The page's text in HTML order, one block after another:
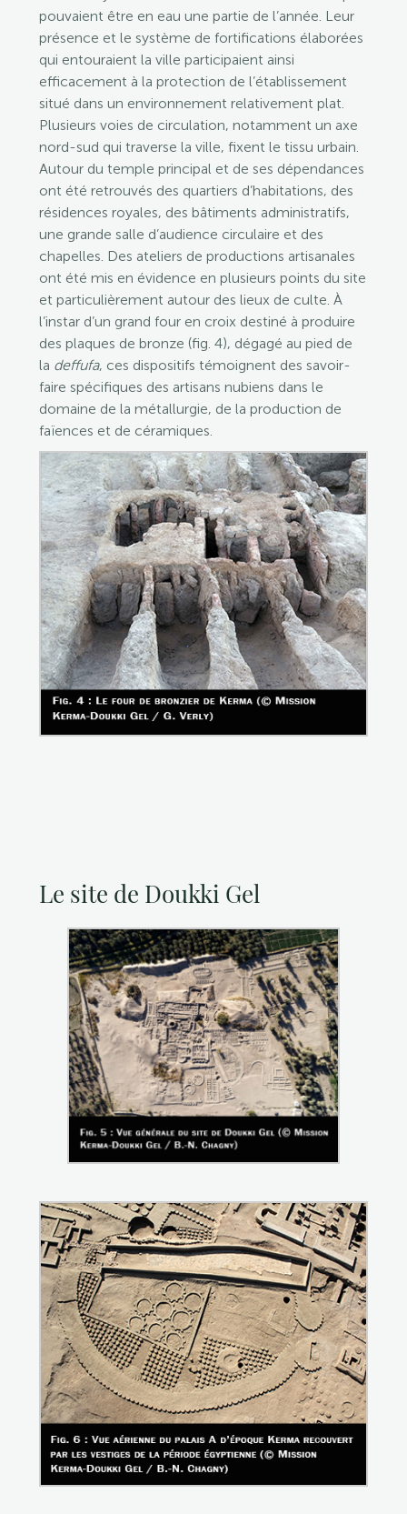
pouvaient être en eau une partie de l’année. Leur
présence et le système de fortifications élaborées
qui entouraient la ville participaient ainsi
efficacement à la protection de l’établissement
situé dans un environnement relativement plat.
Plusieurs voies de circulation, notamment un axe
nord-sud qui traverse la ville, fixent le tissu urbain.
Autour du temple principal et de ses dépendances
ont été retrouvés des quartiers d’habitations, des
résidences royales, des bâtiments administratifs,
une grande salle d’audience circulaire et des
chapelles. Des ateliers de productions artisanales
ont été mis en évidence en plusieurs points du site
et particulièrement autour des lieux de culte. À
l’instar d’un grand four en croix destiné à produire
des plaques de bronze (fig. 4), dégagé au pied de
la deffufa, ces dispositifs témoignent des savoir-
faire spécifiques des artisans nubiens dans le
domaine de la métallurgie, de la production de
faïences et de céramiques.
Le site de Doukki Gel